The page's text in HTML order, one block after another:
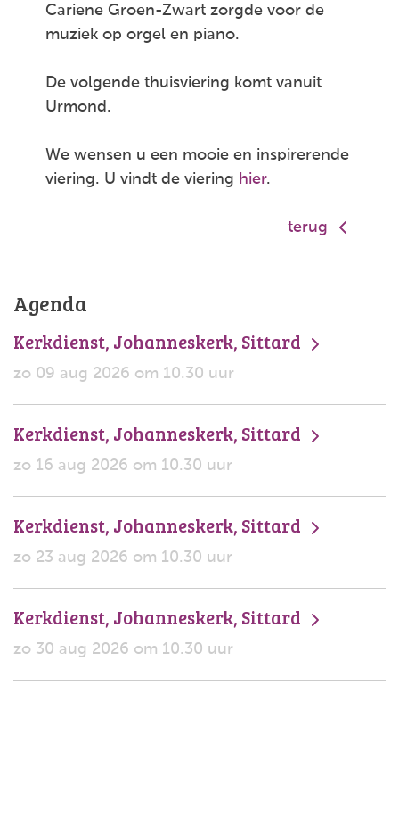
Cariene Groen-Zwart zorgde voor de
muziek op orgel en piano.
De volgende thuisviering komt vanuit
Urmond.
We wensen u een mooie en inspirerende
viering. U vindt de viering hier.
terug
Agenda
Kerkdienst, Johanneskerk, Sittard
zo 09 aug 2026 om 10.30 uur
Kerkdienst, Johanneskerk, Sittard
zo 16 aug 2026 om 10.30 uur
Kerkdienst, Johanneskerk, Sittard
zo 23 aug 2026 om 10.30 uur
Kerkdienst, Johanneskerk, Sittard
zo 30 aug 2026 om 10.30 uur